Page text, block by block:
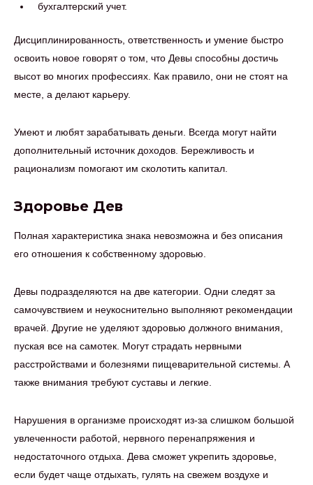
бухгалтерский учет.
Дисциплинированность, ответственность и умение быстро
освоить новое говорят о том, что Девы способны достичь
высот во многих профессиях. Как правило, они не стоят на
месте, а делают карьеру.
Умеют и любят зарабатывать деньги. Всегда могут найти
дополнительный источник доходов. Бережливость и
рационализм помогают им сколотить капитал.
Здоровье Дев
Полная характеристика знака невозможна и без описания
его отношения к собственному здоровью.
Девы подразделяются на две категории. Одни следят за
самочувствием и неукоснительно выполняют рекомендации
врачей. Другие не уделяют здоровью должного внимания,
пуская все на самотек. Могут страдать нервными
расстройствами и болезнями пищеварительной системы. А
также внимания требуют суставы и легкие.
Нарушения в организме происходят из-за слишком большой
увлеченности работой, нервного перенапряжения и
недостаточного отдыха. Дева сможет укрепить здоровье,
если будет чаще отдыхать, гулять на свежем воздухе и